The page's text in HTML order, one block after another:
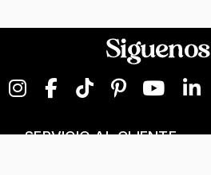
Siguenos
SERVICIO AL CLIENTE